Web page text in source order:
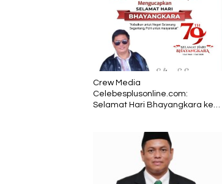
Crew Media
Celebesplusonline.com:
Selamat Hari Bhayangkara ke-